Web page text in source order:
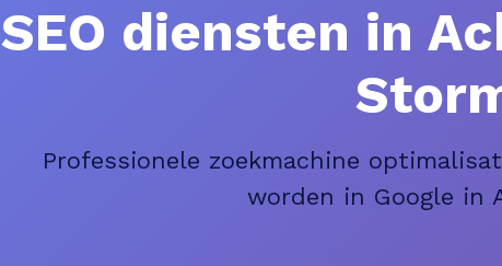
SEO diensten in
Professionele zoekmachine
worden in Google in